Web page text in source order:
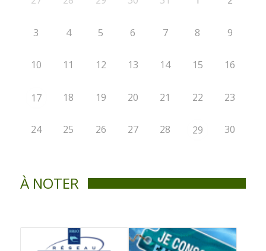
3 4 5 6 7 8 9
10 11 12 13 14 15 16
17 18 19 20 21 22 23
24 25 26 27 28 29 30
À NOTER